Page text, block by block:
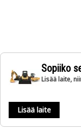
Sopiiko
Lisää laite,
Lisää laite